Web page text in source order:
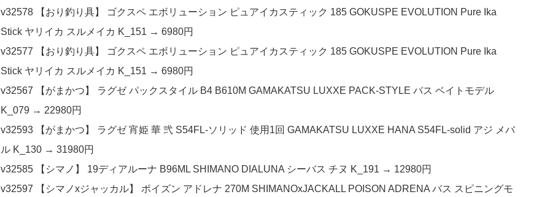
v32578 【おり釣り具】 ゴクスペ エボリューション ピュアイカスティック 185 GOKUSPE EVOLUTION Pure Ika
Stick ヤリイカ スルメイカ K_151 → 6980円
v32577 【おり釣り具】 ゴクスペ エボリューション ピュアイカスティック 185 GOKUSPE EVOLUTION Pure Ika
Stick ヤリイカ スルメイカ K_151 → 6980円
v32567 【がまかつ】 ラグゼ パックスタイル B4 B610M GAMAKATSU LUXXE PACK-STYLE バス ベイトモデル
K_079 → 22980円
v32593 【がまかつ】 ラグゼ 宵姫 華 弐 S54FL-ソリッド 使用1回 GAMAKATSU LUXXE HANA S54FL-solid アジ メバ
ル K_130 → 31980円
v32585 【シマノ】 19ディアルーナ B96ML SHIMANO DIALUNA シーバス チヌ K_191 → 12980円
v32597 【シマノxジャッカル】 ポイズン アドレナ 270M SHIMANOxJACKALL POISON ADRENA バス スピニングモ